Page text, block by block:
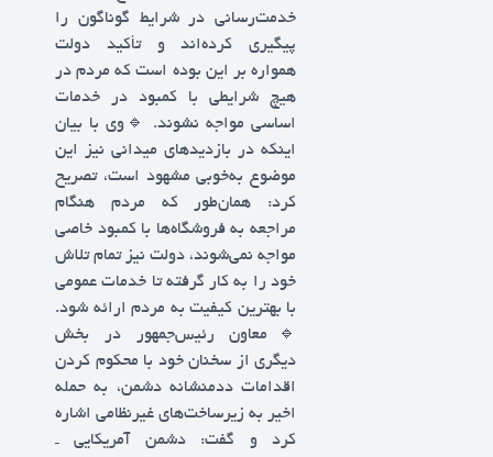
خدمت‌رسانی در شرایط گوناگون را
پیگیری کرده‌اند و تأکید دولت
همواره بر این بوده است که مردم در
هیچ شرایطی با کمبود در خدمات
اساسی مواجه نشوند. 🔹️وی با بیان
اینکه در بازدیدهای میدانی نیز این
موضوع به‌خوبی مشهود است، تصریح
کرد: همان‌طور که مردم هنگام
مراجعه به فروشگاه‌ها با کمبود خاصی
مواجه نمی‌شوند، دولت نیز تمام تلاش
خود را به کار گرفته تا خدمات عمومی
با بهترین کیفیت به مردم ارائه شود.
🔹️معاون رئیس‌جمهور در بخش
دیگری از سخنان خود با محکوم کردن
اقدامات ددمنشانه دشمن، به حمله
اخیر به زیرساخت‌های غیرنظامی اشاره
کرد و گفت: دشمن آمریکایی ـ